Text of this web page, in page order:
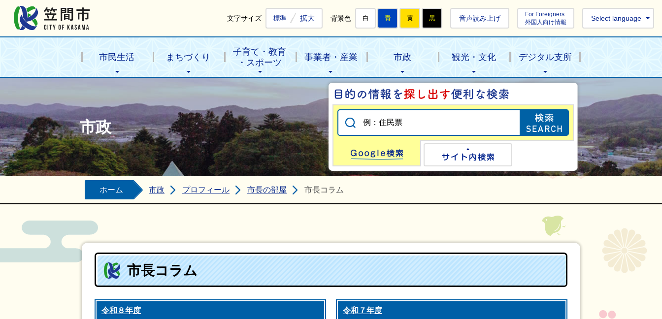
文字サイズ 標準 拡大 背景色 白 青 黄 黒 音声読み上げ
For Foreigners
外国人向け情報
Select language
市民生活 まちづくり
子育て・教育
・スポーツ
事業者・産業 市政 観光・文化 デジタル支所
市政
目的の情報を探
Google検索
ホーム 市政 プロフィール 市長の部屋 市長コラム
市長コラム
令和８年度 令和７年度